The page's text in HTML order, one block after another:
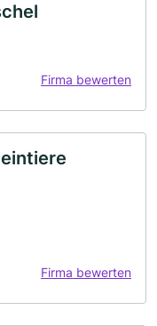
Firma bewerten
Firma bewerten